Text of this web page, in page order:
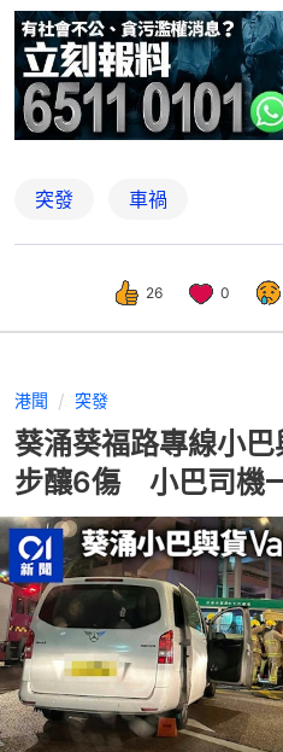
突發 車禍
26 0
港聞 突發
葵涌葵福路專線小
步釀6傷 小巴司機